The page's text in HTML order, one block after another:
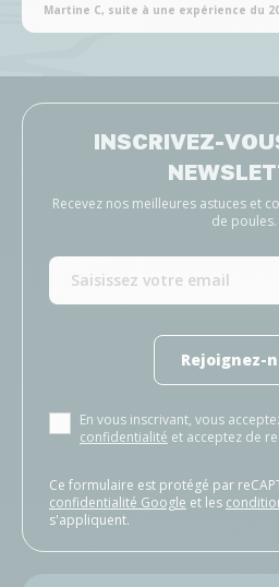
Martine C, suite à une expérience du
INSCRIVEZ-
Recevez nos meilleures astuces et
de poules.
Rejoignez-
En vous inscrivant, vous
confidentialité et acceptez de
Ce formulaire est protégé par
confidentialité Google et les
s'appliquent.